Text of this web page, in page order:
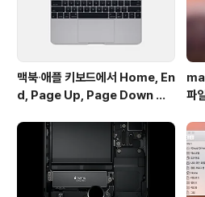
랏에 켄싱턴락을 장..
맥북∙애플 키보드에서 Home, En
d, Page Up, Page Down 키
파